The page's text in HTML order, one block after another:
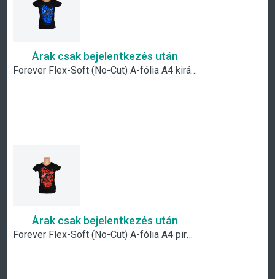
Árak csak bejelentkezés után
Forever Flex-Soft (No-Cut) A-fólia A4 királykék
Árak csak bejelentkezés után
Forever Flex-Soft (No-Cut) A-fólia A4 piros